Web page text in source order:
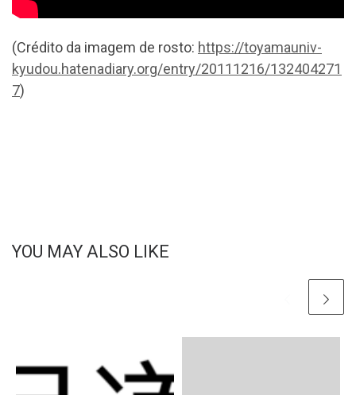
(Crédito da imagem de rosto: https://toyamauniv-
kyudou.hatenadiary.org/entry/20111216/132404271
7)
YOU MAY ALSO LIKE